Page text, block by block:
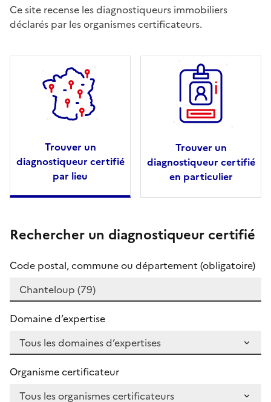
Ce site recense les diagnostiqueurs immobiliers
déclarés par les organismes certificateurs.
Trouver un
diagnostiqueur certifié
par lieu
Trouver un
diagnostiqueur certifié
en particulier
Rechercher un diagnostiqueur certifié
Code postal, commune ou département (obligatoire)
Domaine d’expertise
Organisme certificateur